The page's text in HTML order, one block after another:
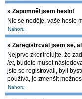
» Zapomněl jsem heslo!
Nic se neděje, vaše heslo
Nahoru
» Zaregistroval jsem se,
Nejprve zkontrolujte, že
let, budete muset
jste se registrovali, byli
používá, je zmenšit
Nahoru